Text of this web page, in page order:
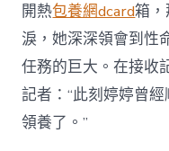
開熱包養網dcard箱
淚，她深深領會到性
任務的巨大。在接收
記者：“此刻婷婷曾
領養了。”